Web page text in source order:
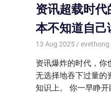
资讯超载时
本不知道自己
13 Aug 2025 evethong
资讯爆炸的时代，你
无选择地吞下过量的
知识上。 你一早睁